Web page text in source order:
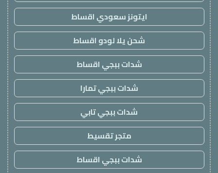
ايتونز سعودي اقساط
شحن يلا لودو اقساط
شدات ببجي اقساط
شدات ببجي تمارا
شدات ببجي تابي
متجر تقسيط
شدات ببجي اقساط